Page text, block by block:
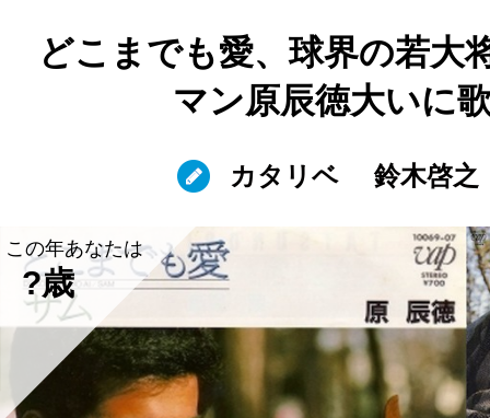
どこまでも愛、球界の若大
マン原辰徳大いに
カタリベ 鈴木啓之
この年あなたは
?歳